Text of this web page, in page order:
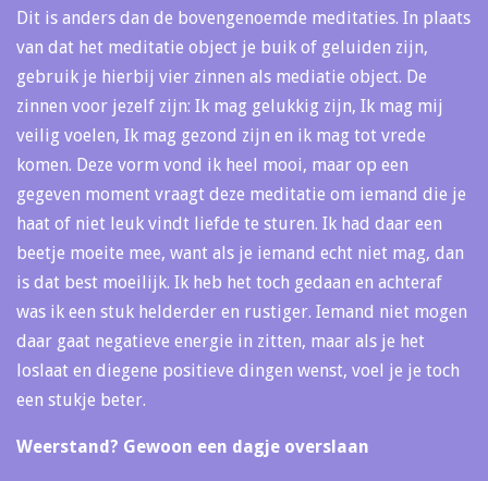
Dit is anders dan de bovengenoemde meditaties. In plaats
van dat het meditatie object je buik of geluiden zijn,
gebruik je hierbij vier zinnen als mediatie object. De
zinnen voor jezelf zijn: Ik mag gelukkig zijn, Ik mag mij
veilig voelen, Ik mag gezond zijn en ik mag tot vrede
komen. Deze vorm vond ik heel mooi, maar op een
gegeven moment vraagt deze meditatie om iemand die je
haat of niet leuk vindt liefde te sturen. Ik had daar een
beetje moeite mee, want als je iemand echt niet mag, dan
is dat best moeilijk. Ik heb het toch gedaan en achteraf
was ik een stuk helderder en rustiger. Iemand niet mogen
daar gaat negatieve energie in zitten, maar als je het
loslaat en diegene positieve dingen wenst, voel je je toch
een stukje beter.
Weerstand? Gewoon een dagje overslaan